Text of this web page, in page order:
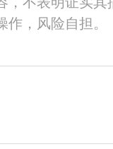
，风险自担。